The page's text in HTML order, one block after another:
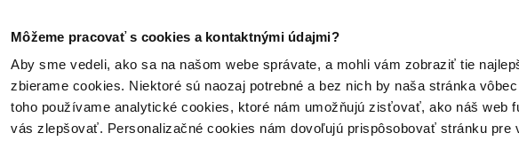
Môžeme pracovať s cookies a kontaktnými údajmi?
Aby sme vedeli, ako sa na našom webe správate, a mohli vám zobraziť tie
zbierame cookies. Niektoré sú naozaj potrebné a bez nich by naša stránka
toho používame analytické cookies, ktoré nám umožňujú zisťovať, ako náš web
vás zlepšovať. Personalizačné cookies nám dovoľujú prispôsobovať stránku pre
Poukážky Kontakt